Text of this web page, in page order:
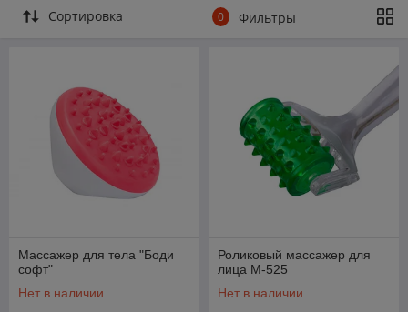
Сортировка 0 Фильтры
Массажер для тела "Боди
софт"
Нет в наличии
Роликовый массажер для
лица М-525
Нет в наличии